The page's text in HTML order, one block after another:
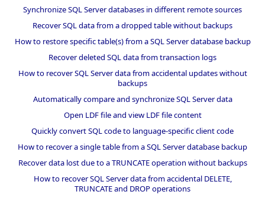
Synchronize SQL Server databases in different remote sources
Recover SQL data from a dropped table without backups
How to restore specific table(s) from a SQL Server database backup
Recover deleted SQL data from transaction logs
How to recover SQL Server data from accidental updates without
backups
Automatically compare and synchronize SQL Server data
Open LDF file and view LDF file content
Quickly convert SQL code to language-specific client code
How to recover a single table from a SQL Server database backup
Recover data lost due to a TRUNCATE operation without backups
How to recover SQL Server data from accidental DELETE,
TRUNCATE and DROP operations